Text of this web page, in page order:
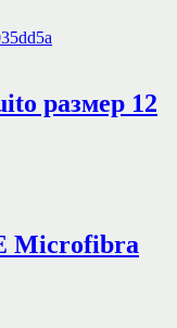
размер 12
Microfibra